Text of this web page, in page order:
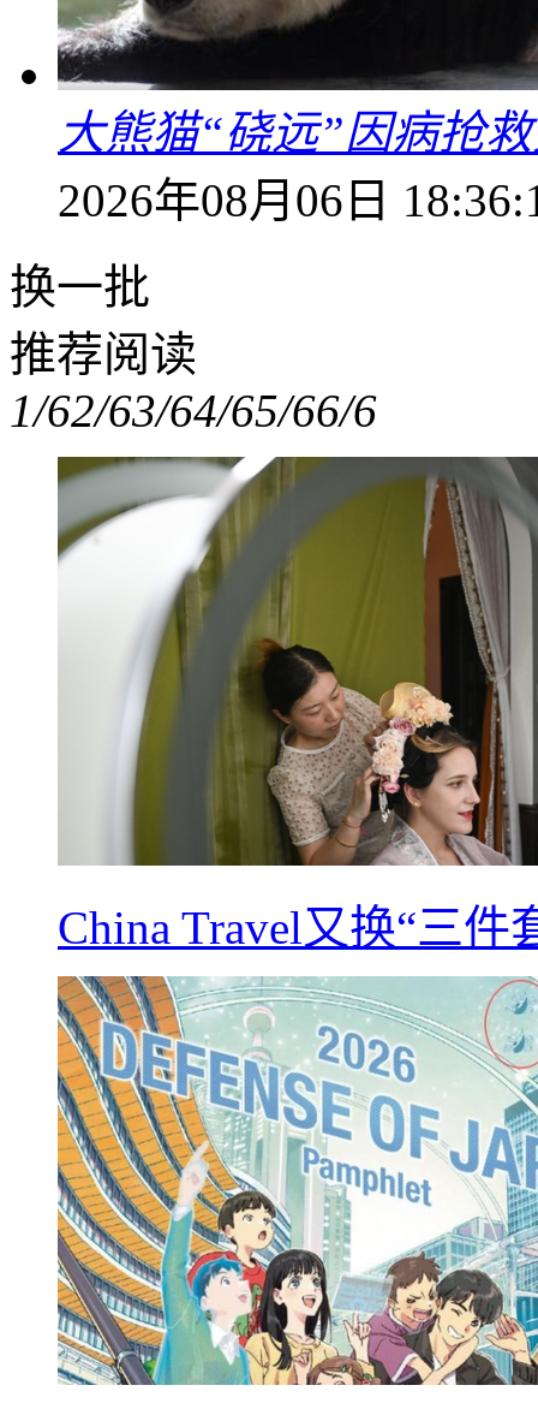
大熊猫“硗远”因病抢
2026年08月06日
换一批
推荐阅读
1/62/63/64/65/66/6
China Travel又换“三